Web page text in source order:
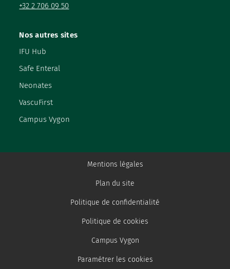
+32 2 706 09 50
Nos autres sites
IFU Hub
Safe Enteral
Neonates
VascuFirst
Campus Vygon
Mentions légales
Plan du site
Politique de confidentialité
Politique de cookies
Campus Vygon
Paramétrer les cookies